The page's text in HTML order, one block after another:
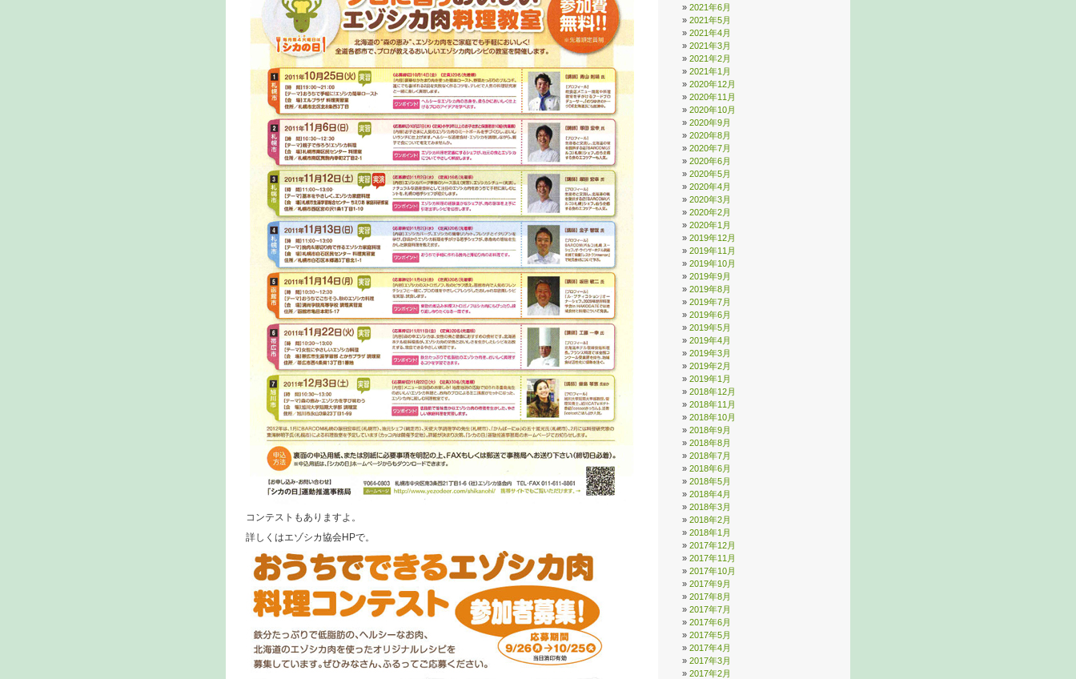
コンテストもありますよ。
詳しくはエゾシカ協会HPで。
2021年6月
2021年5月
2021年4月
2021年3月
2021年2月
2021年1月
2020年12月
2020年11月
2020年10月
2020年9月
2020年8月
2020年7月
2020年6月
2020年5月
2020年4月
2020年3月
2020年2月
2020年1月
2019年12月
2019年11月
2019年10月
2019年9月
2019年8月
2019年7月
2019年6月
2019年5月
2019年4月
2019年3月
2019年2月
2019年1月
2018年12月
2018年11月
2018年10月
2018年9月
2018年8月
2018年7月
2018年6月
2018年5月
2018年4月
2018年3月
2018年2月
2018年1月
2017年12月
2017年11月
2017年10月
2017年9月
2017年8月
2017年7月
2017年6月
2017年5月
2017年4月
2017年3月
2017年2月